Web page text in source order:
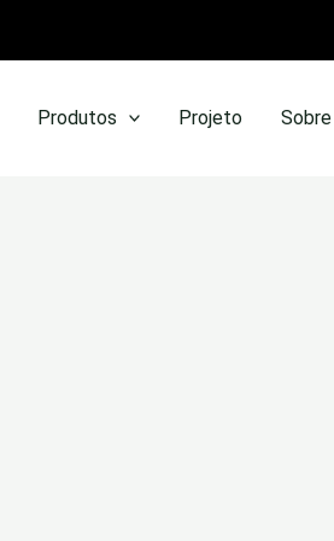
Produtos Projeto Sobre